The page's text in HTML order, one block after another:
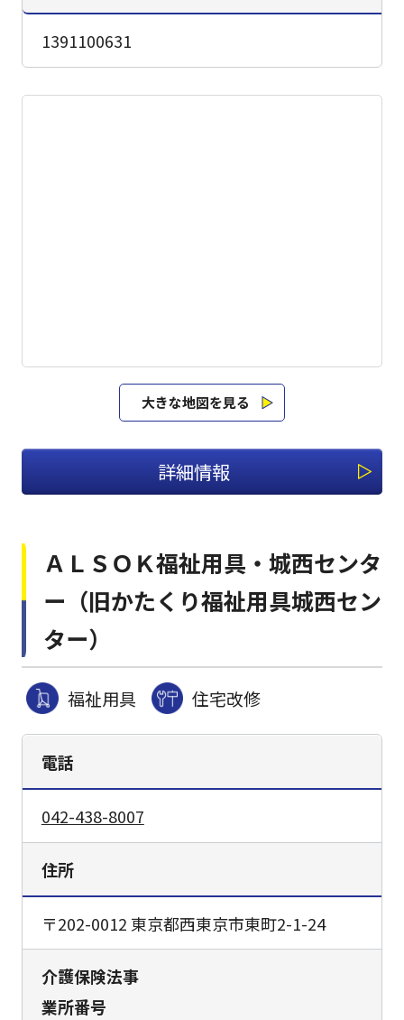
1391100631
大きな地図を見る
詳細情報
ＡＬＳＯＫ福祉用具・城西センタ
ー（旧かたくり福祉用具城西セン
ター）
福祉用具 住宅改修
電話
042-438-8007
住所
〒202-0012 東京都西東京市東町2-1-24
介護保険法事
業所番号